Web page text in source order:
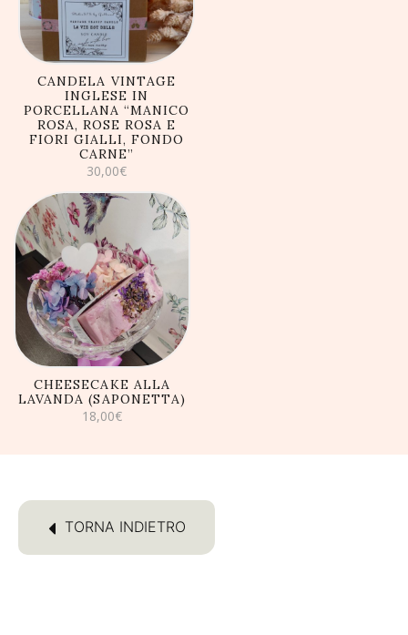
CANDELA VINTAGE
INGLESE IN
PORCELLANA “MANICO
ROSA, ROSE ROSA E
FIORI GIALLI, FONDO
CARNE”
30,00€
AGGIUNGI AL
CARRELLO
CHEESECAKE ALLA
LAVANDA (SAPONETTA)
18,00€
TORNA INDIETRO